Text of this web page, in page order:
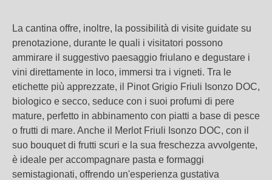
La cantina offre, inoltre, la possibilità di visite guidate su
prenotazione, durante le quali i visitatori possono
ammirare il suggestivo paesaggio friulano e degustare i
vini direttamente in loco, immersi tra i vigneti. Tra le
etichette più apprezzate, il Pinot Grigio Friuli Isonzo DOC,
biologico e secco, seduce con i suoi profumi di pere
mature, perfetto in abbinamento con piatti a base di pesce
o frutti di mare. Anche il Merlot Friuli Isonzo DOC, con il
suo bouquet di frutti scuri e la sua freschezza avvolgente,
è ideale per accompagnare pasta e formaggi
semistagionati, offrendo un'esperienza gustativa